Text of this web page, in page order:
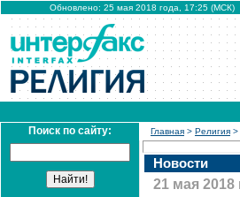
Обновлено: 25 мая 2018 года, 17:25 (МСК)
Поиск по сайту: Главная > Религия >
Новости
21 мая 2018